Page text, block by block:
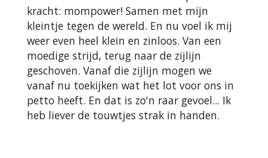
kracht: mompower! Samen met mijn
kleintje tegen de wereld. En nu voel ik mij
weer even heel klein en zinloos. Van een
moedige strijd, terug naar de zijlijn
geschoven. Vanaf die zijlijn mogen we
vanaf nu toekijken wat het lot voor ons in
petto heeft. En dat is zo'n raar gevoel... Ik
heb liever de touwtjes strak in handen.